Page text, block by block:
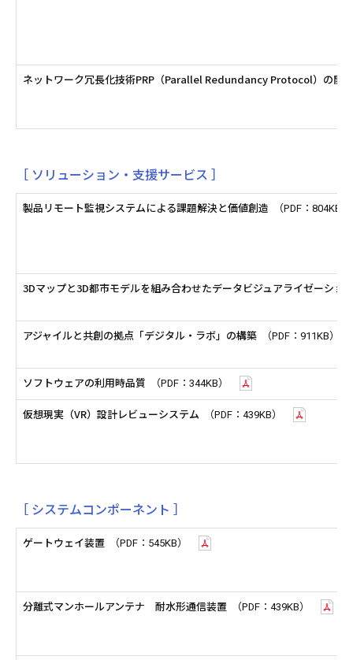
ネットワーク冗長化技術PRP（Parallel Redundancy Protocol）の開発
［ ソリューション・支援サービス ］
製品リモート監視システムによる課題解決と価値創造 （PDF：804KB）
3Dマップと3D都市モデルを組み合わせたデータビジュアライゼーショ
アジャイルと共創の拠点「デジタル・ラボ」の構築 （PDF：911KB）
ソフトウェアの利用時品質 （PDF：344KB）
仮想現実（VR）設計レビューシステム （PDF：439KB）
［ システムコンポーネント ］
ゲートウェイ装置 （PDF：545KB）
分離式マンホールアンテナ 耐水形通信装置 （PDF：439KB）